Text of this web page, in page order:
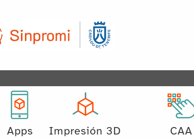
Apps Impresión 3D CAA